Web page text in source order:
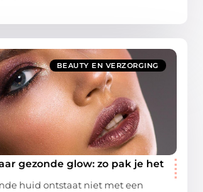
BEAUTY EN VERZORGING
gezonde glow: zo pak je het
huid ontstaat niet met een